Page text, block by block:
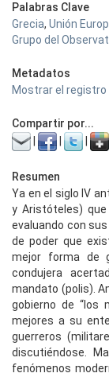
Palabras Clave
Grecia, Unión
Grupo del
Metadatos
Mostrar el
Compartir por...
Resumen
Ya en el siglo IV
y Aristóteles)
evaluando con
de poder que
mejor forma de
condujera
mandato (polis).
gobierno de “los
mejores a su
guerreros
discutiéndose.
fenómenos